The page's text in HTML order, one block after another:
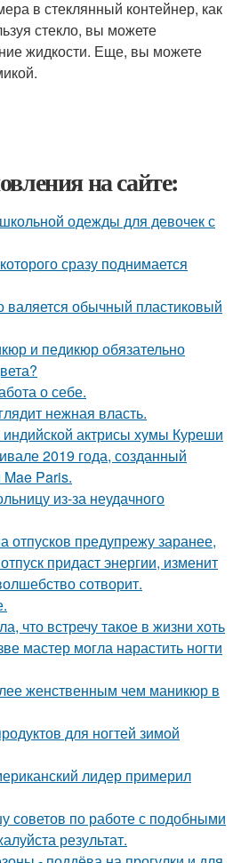
в стеклянный контейнер, как
стекло, вы можете
жидкости. Еще, вы можете
на сайте:
одежды для девочек с
сразу поднимается
валяется обычный пластиковый
и педикюр обязательно
о себе.
нежная власть.
актрисы хумы Куреши
2019 года, созданный
Paris.
из-за неудачного
отпусков предупрежу заранее,
придаст энергии, изменит
сотворит.
что встречу такое в жизни хоть
мастер могла нарастить ногти
женственным чем маникюр в
для ногтей зимой
лидер примерил
советов по работе с подобными
результат.